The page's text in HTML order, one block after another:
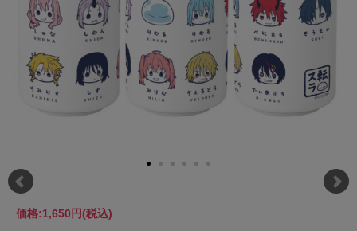
価格:1,650円(税込)